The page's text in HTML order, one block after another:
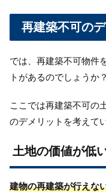
再建築不可の
では、再建築不可物件
トがあるのでしょうか？
ここでは再建築不可の
のデメリットを考えて
土地の価値が低
建物の再建築が行えな